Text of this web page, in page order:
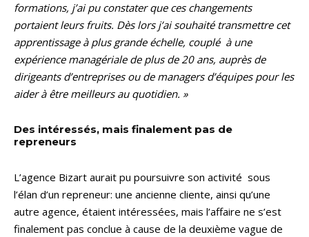
formations, j’ai pu constater que ces changements
portaient leurs fruits. Dès lors j’ai souhaité transmettre cet
apprentissage à plus grande échelle, couplé à une
expérience managériale de plus de 20 ans, auprès de
dirigeants d’entreprises ou de managers d’équipes pour les
aider à être meilleurs au quotidien. »
Des intéressés, mais finalement pas de
repreneurs
L’agence Bizart aurait pu poursuivre son activité sous
l’élan d’un repreneur: une ancienne cliente, ainsi qu’une
autre agence, étaient intéressées, mais l’affaire ne s’est
finalement pas conclue à cause de la deuxième vague de